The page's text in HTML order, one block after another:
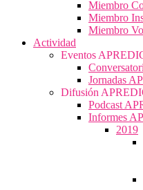
Miembro
Miembro
Miembro
Actividad
Eventos
Jornadas
Difusión
Podcast
Informes
2019